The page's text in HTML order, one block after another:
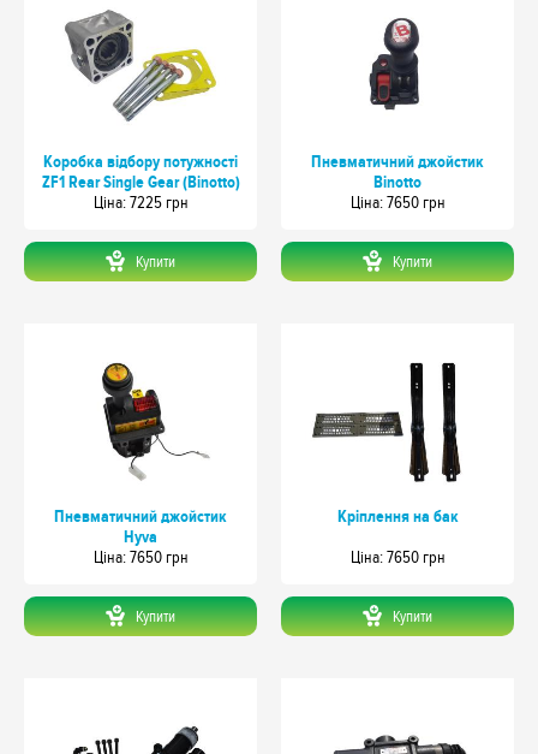
Коробка відбору потужності
ZF1 Rear Single Gear (Binotto)
Цiна: 7225 грн
Купити
Пневматичний джойстик
Binotto
Цiна: 7650 грн
Купити
Пневматичний джойстик
Hyva
Цiна: 7650 грн
Купити
Кріплення на бак
Цiна: 7650 грн
Купити